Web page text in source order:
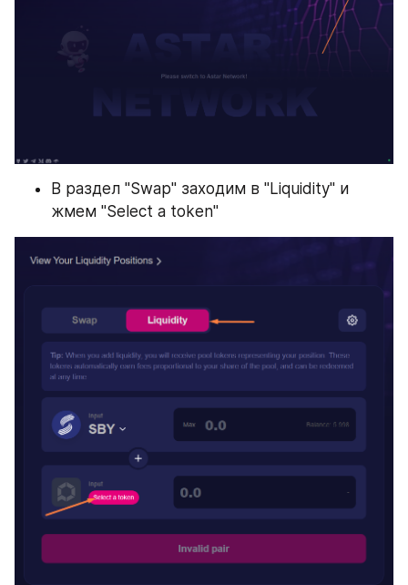
В раздел "Swap" заходим в "Liquidity" и
жмем "Select a token"